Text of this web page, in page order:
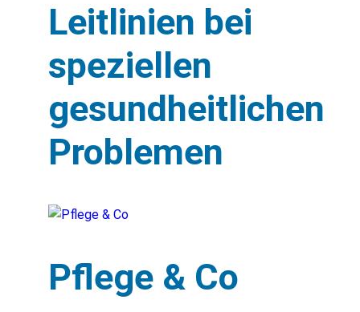
Leitlinien bei
speziellen
gesundheitlichen
Problemen
Pflege & Co